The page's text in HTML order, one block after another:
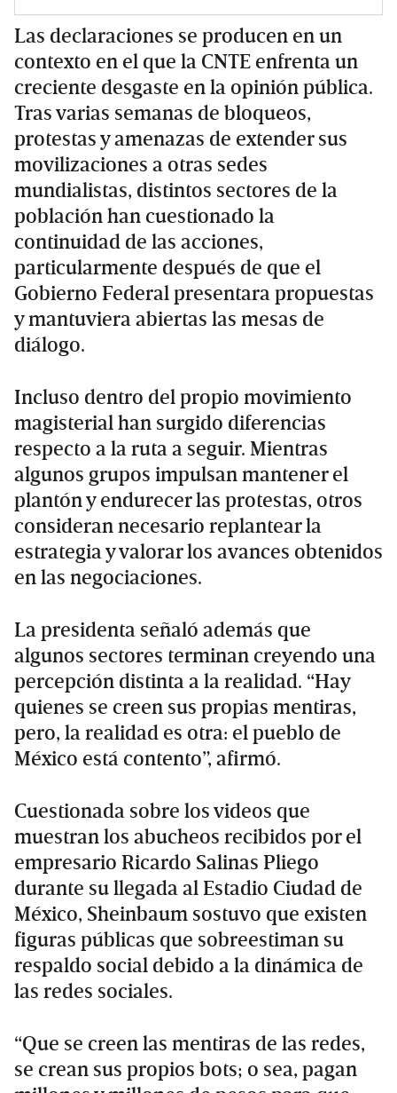
Las declaraciones se producen en un
contexto en el que la CNTE enfrenta un
creciente desgaste en la opinión pública.
Tras varias semanas de bloqueos,
protestas y amenazas de extender sus
movilizaciones a otras sedes
mundialistas, distintos sectores de la
población han cuestionado la
continuidad de las acciones,
particularmente después de que el
Gobierno Federal presentara propuestas
y mantuviera abiertas las mesas de
diálogo.
Incluso dentro del propio movimiento
magisterial han surgido diferencias
respecto a la ruta a seguir. Mientras
algunos grupos impulsan mantener el
plantón y endurecer las protestas, otros
consideran necesario replantear la
estrategia y valorar los avances obtenidos
en las negociaciones.
La presidenta señaló además que
algunos sectores terminan creyendo una
percepción distinta a la realidad. “Hay
quienes se creen sus propias mentiras,
pero, la realidad es otra: el pueblo de
México está contento”, afirmó.
Cuestionada sobre los videos que
muestran los abucheos recibidos por el
empresario Ricardo Salinas Pliego
durante su llegada al Estadio Ciudad de
México, Sheinbaum sostuvo que existen
figuras públicas que sobreestiman su
respaldo social debido a la dinámica de
las redes sociales.
“Que se creen las mentiras de las redes,
se crean sus propios bots; o sea, pagan